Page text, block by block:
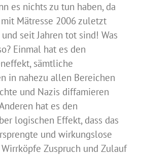
es nichts zu tun haben, da
Mätresse 2006 zuletzt
seit Jahren tot sind! Was
Einmal hat es den
sämtliche
in nahezu allen Bereichen
und Nazis diffamieren
hat es den
logischen Effekt, dass das
und wirkungslose
Zuspruch und Zulauf